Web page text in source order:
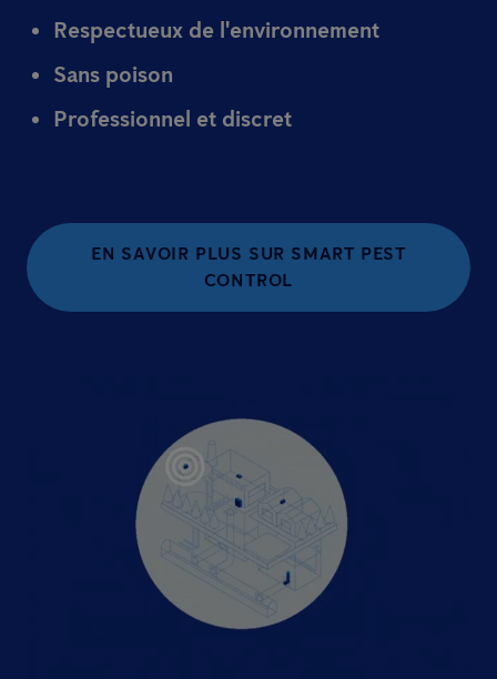
Respectueux de l'environnement
Sans poison
Professionnel et discret
EN SAVOIR PLUS SUR SMART PEST
CONTROL